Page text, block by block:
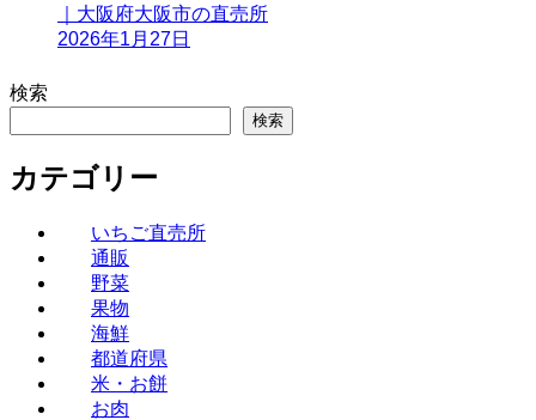
｜大阪府大阪市の直売所
2026年1月27日
検索
検索
カテゴリー
いちご直売所
通販
野菜
果物
海鮮
都道府県
米・お餅
お肉